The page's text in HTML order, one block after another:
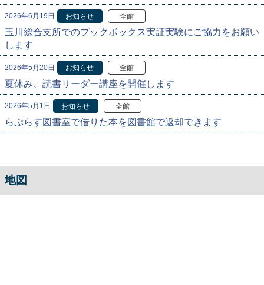
2026年6月19日 お知らせ 全館
玉川総合支所でのブックボックス実証実験にご協力をお願い
します
2026年5月20日 お知らせ 全館
夏休み、読書リーダー講座を開催します
2026年5月1日 お知らせ 全館
らぷらす図書室で借りた本を図書館で返却できます
地図